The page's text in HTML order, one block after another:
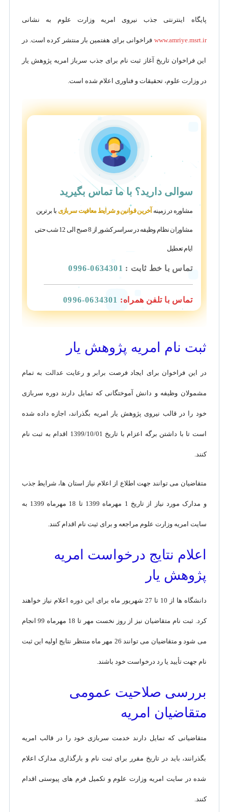
پایگاه اینترنتی جذب نیروی امریه وزارت علوم به نشانی
www.amriye.msrt.ir فراخوانی برای هفتمین بار منتشر کرده است. در
این فراخوان تاریخ آغاز ثبت نام برای جذب سرباز امریه پژوهش یار
در وزارت علوم، تحقیقات و فناوری اعلام شده است.
سوالی دارید؟ با ما تماس بگیرید
مشاوره در زمینه آخرین قوانین و شرایط معافیت سربازی با برترین
مشاوران نظام وظیفه در سراسر کشور از 8 صبح الی 12 شب حتی
ایام تعطیل
تماس با خط ثابت : 0634301-0996
تماس با تلفن همراه: 0634301-0996
ثبت نام امریه پژوهش یار
در این فراخوان برای ایجاد فرصت برابر و رعایت عدالت به تمام
مشمولان وظیفه و دانش آموختگانی که تمایل دارند دوره سربازی
خود را در قالب نیروی پژوهش یار امریه بگذراند، اجازه داده شده
است تا با داشتن برگه اعزام با تاریخ 1399/10/01 اقدام به ثبت نام
کنند.
متقاضیان می توانند جهت اطلاع از اعلام نیاز استان ها، شرایط جذب
و مدارک مورد نیاز از تاریخ 1 مهرماه 1399 تا 18 مهرماه 1399 به
سایت امریه وزارت علوم مراجعه و برای ثیت نام اقدام کنند.
اعلام نتایج درخواست امریه
پژوهش یار
دانشگاه ها از 10 تا 27 شهریور ماه برای این دوره اعلام نیاز خواهند
کرد. ثبت نام متقاضیان نیز از روز نخست مهر تا 18 مهرماه 99 انجام
می شود و متقاضیان می توانند 26 مهر ماه منتظر نتایج اولیه این ثبت
نام جهت تأیید یا رد درخواست خود باشند.
بررسی صلاحیت عمومی
متقاضیان امریه
متقاضیانی که تمایل دارند خدمت سربازی خود را در قالب امریه
بگذرانند، باید در تاریخ مقرر برای ثبت نام و بارگذاری مدارک اعلام
شده در سایت امریه وزارت علوم و تکمیل فرم های پیوستی اقدام
کنند.